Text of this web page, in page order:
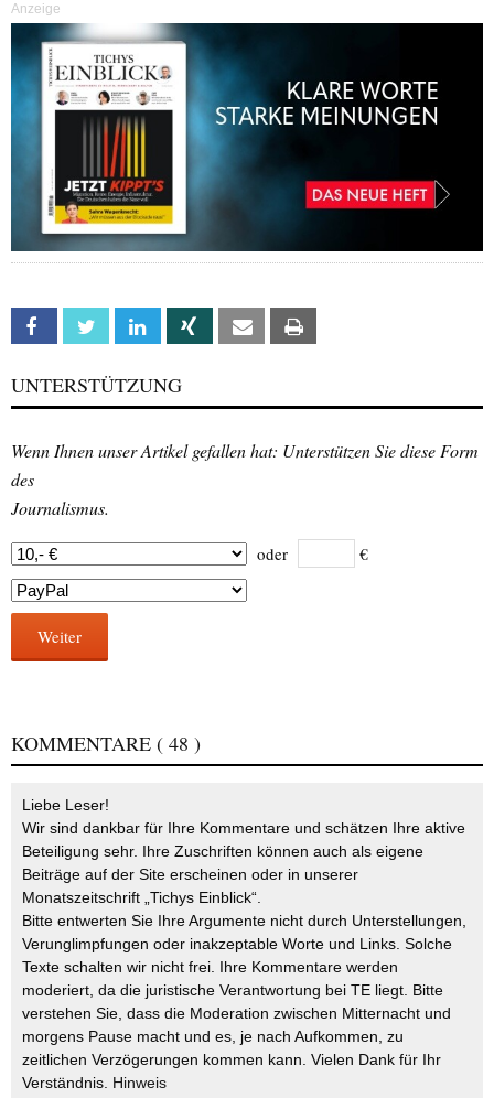
Anzeige
Facebook Twitter Linkedin Xing Email
UNTERSTÜTZUNG
Wenn Ihnen unser Artikel gefallen hat: Unterstützen Sie diese Form
des
Journalismus.
oder €
Weiter
KOMMENTARE ( 48 )
Liebe Leser!
Wir sind dankbar für Ihre Kommentare und schätzen Ihre aktive
Beteiligung sehr. Ihre Zuschriften können auch als eigene
Beiträge auf der Site erscheinen oder in unserer
Monatszeitschrift „Tichys Einblick“.
Bitte entwerten Sie Ihre Argumente nicht durch Unterstellungen,
Verunglimpfungen oder inakzeptable Worte und Links. Solche
Texte schalten wir nicht frei. Ihre Kommentare werden
moderiert, da die juristische Verantwortung bei TE liegt. Bitte
verstehen Sie, dass die Moderation zwischen Mitternacht und
morgens Pause macht und es, je nach Aufkommen, zu
zeitlichen Verzögerungen kommen kann. Vielen Dank für Ihr
Verständnis. Hinweis